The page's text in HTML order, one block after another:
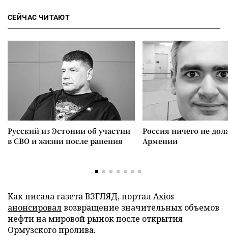
СЕЙЧАС ЧИТАЮТ
Русский из Эстонии об участии
в СВО и жизни после ранения
Россия ничего не
Армении
Как писала газета ВЗГЛЯД, портал Axios
анонсировалвозвращение значительных объемов
нефти на мировой рынок после открытия
Ормузского пролива.